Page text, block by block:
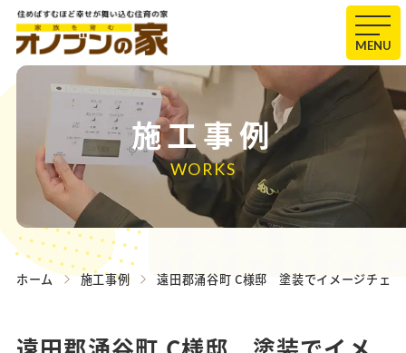
MENU
施工事例
WORKS
ホーム 施工事例 遠田郡涌谷町 C様邸 塗装でイメージチェン